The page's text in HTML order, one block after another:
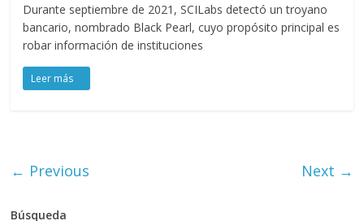
Durante septiembre de 2021, SCILabs detectó un troyano
bancario, nombrado Black Pearl, cuyo propósito principal es
robar información de instituciones
← Previous Next →
Búsqueda